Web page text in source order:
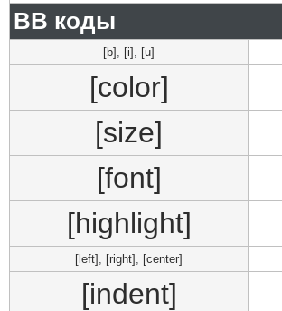
BB коды
[b] , [i] , [u]
[color]
[size]
[font]
[highlight]
[left] , [right] , [center]
[indent]